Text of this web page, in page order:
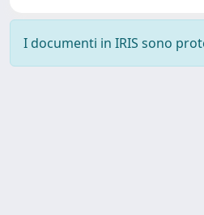
I documenti in IRIS sono